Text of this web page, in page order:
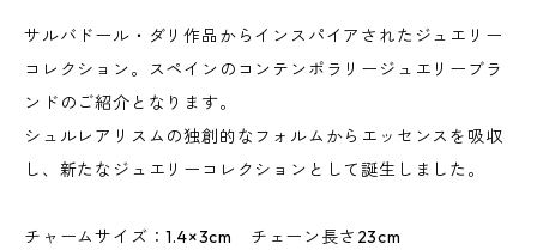
サルバドール・ダリ作品からインスパイアされたジュエリー
コレクション。スペインのコンテンポラリージュエリーブラ
ンドのご紹介となります。
シュルレアリスムの独創的なフォルムからエッセンスを吸収
し、新たなジュエリーコレクションとして誕生しました。
チャームサイズ：1.4×3cm チェーン長さ23cm